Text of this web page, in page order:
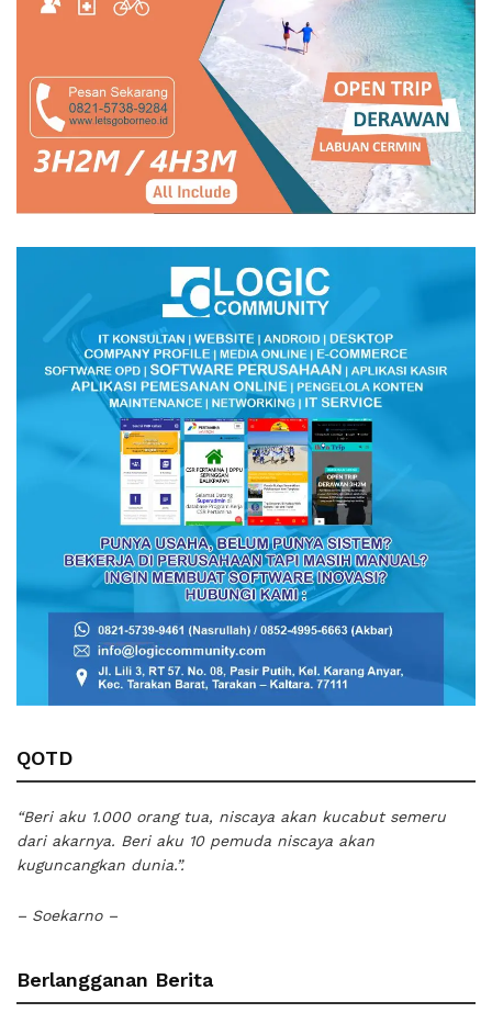
QOTD
“Beri aku 1.000 orang tua, niscaya akan kucabut semeru
dari akarnya. Beri aku 10 pemuda niscaya akan
kuguncangkan dunia.”.
– Soekarno –
Berlangganan Berita